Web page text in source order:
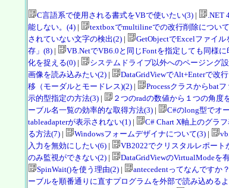
C言語系で使用される書式をVBで使いたい(3)| .NET
能しない。(4)| textboxでmultilineでの改行削除につい
されていない文字の検出(2)| GetObjectでExcelファイ
存」(8)| VB.NetでVB6.0と同じFontを指定しても同様に
化を捉える(0)| システムドライブ以外へのページング
画像を読み込みたい(2)| DataGridViewでAlt+Enterで改
移（モーダルとモードレス)(2)| Processクラスからbat
示的型指定の方法(3)| ２つのradの数値から１つの角度
ーブル名一覧の効率的な取得方法(3)| C#のlong型でオ
tableadapterが表示されない(1)| C# Chart X軸上のグラ
る方法(7)| Windowsフォームデザイナについて(3)|
入力を無効にしたい(6)| VB2022でクリスタルレポート
のみ監視ができない(2)| DataGridViewのVirtualModeを
SpinWait()を使う理由(2)| antecedentってなんですか
ーブルを順番通りに直すプログラムを外部で読み込める